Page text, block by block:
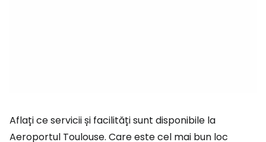
Aflați ce servicii și facilități sunt disponibile la
Aeroportul Toulouse. Care este cel mai bun loc